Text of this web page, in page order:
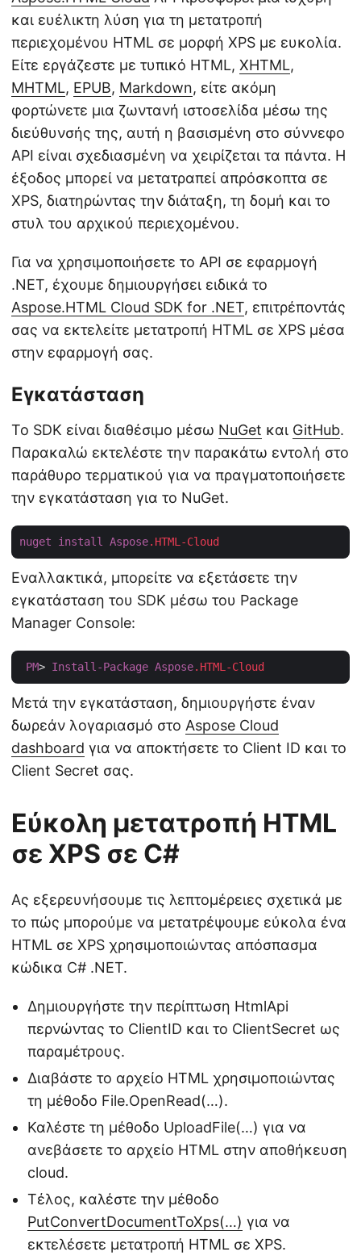
και ευέλικτη λύση για τη μετατροπή
περιεχομένου HTML σε μορφή XPS με ευκολία.
Είτε εργάζεστε με τυπικό HTML, XHTML,
MHTML, EPUB, Markdown, είτε ακόμη
φορτώνετε μια ζωντανή ιστοσελίδα μέσω της
διεύθυνσής της, αυτή η βασισμένη στο σύννεφο
API είναι σχεδιασμένη να χειρίζεται τα πάντα. Η
έξοδος μπορεί να μετατραπεί απρόσκοπτα σε
XPS, διατηρώντας την διάταξη, τη δομή και το
στυλ του αρχικού περιεχομένου.
Για να χρησιμοποιήσετε το API σε εφαρμογή
.NET, έχουμε δημιουργήσει ειδικά το
Aspose.HTML Cloud SDK for .NET, επιτρέποντάς
σας να εκτελείτε μετατροπή HTML σε XPS μέσα
στην εφαρμογή σας.
Εγκατάσταση
Το SDK είναι διαθέσιμο μέσω NuGet και GitHub.
Παρακαλώ εκτελέστε την παρακάτω εντολή στο
παράθυρο τερματικού για να πραγματοποιήσετε
την εγκατάσταση για το NuGet.
nuget install Aspose.HTML-Cloud
Εναλλακτικά, μπορείτε να εξετάσετε την
εγκατάσταση του SDK μέσω του Package
Manager Console:
PM> Install-Package Aspose.HTML-Cloud
Μετά την εγκατάσταση, δημιουργήστε έναν
δωρεάν λογαριασμό στο Aspose Cloud
dashboard για να αποκτήσετε το Client ID και το
Client Secret σας.
Εύκολη μετατροπή HTML
σε XPS σε C#
Ας εξερευνήσουμε τις λεπτομέρειες σχετικά με
το πώς μπορούμε να μετατρέψουμε εύκολα ένα
HTML σε XPS χρησιμοποιώντας απόσπασμα
κώδικα C# .NET.
Δημιουργήστε την περίπτωση HtmlApi
περνώντας το ClientID και το ClientSecret ως
παραμέτρους.
Διαβάστε το αρχείο HTML χρησιμοποιώντας
τη μέθοδο File.OpenRead(…).
Καλέστε τη μέθοδο UploadFile(…) για να
ανεβάσετε το αρχείο HTML στην αποθήκευση
cloud.
Τέλος, καλέστε την μέθοδο
PutConvertDocumentToXps(…) για να
εκτελέσετε μετατροπή HTML σε XPS.